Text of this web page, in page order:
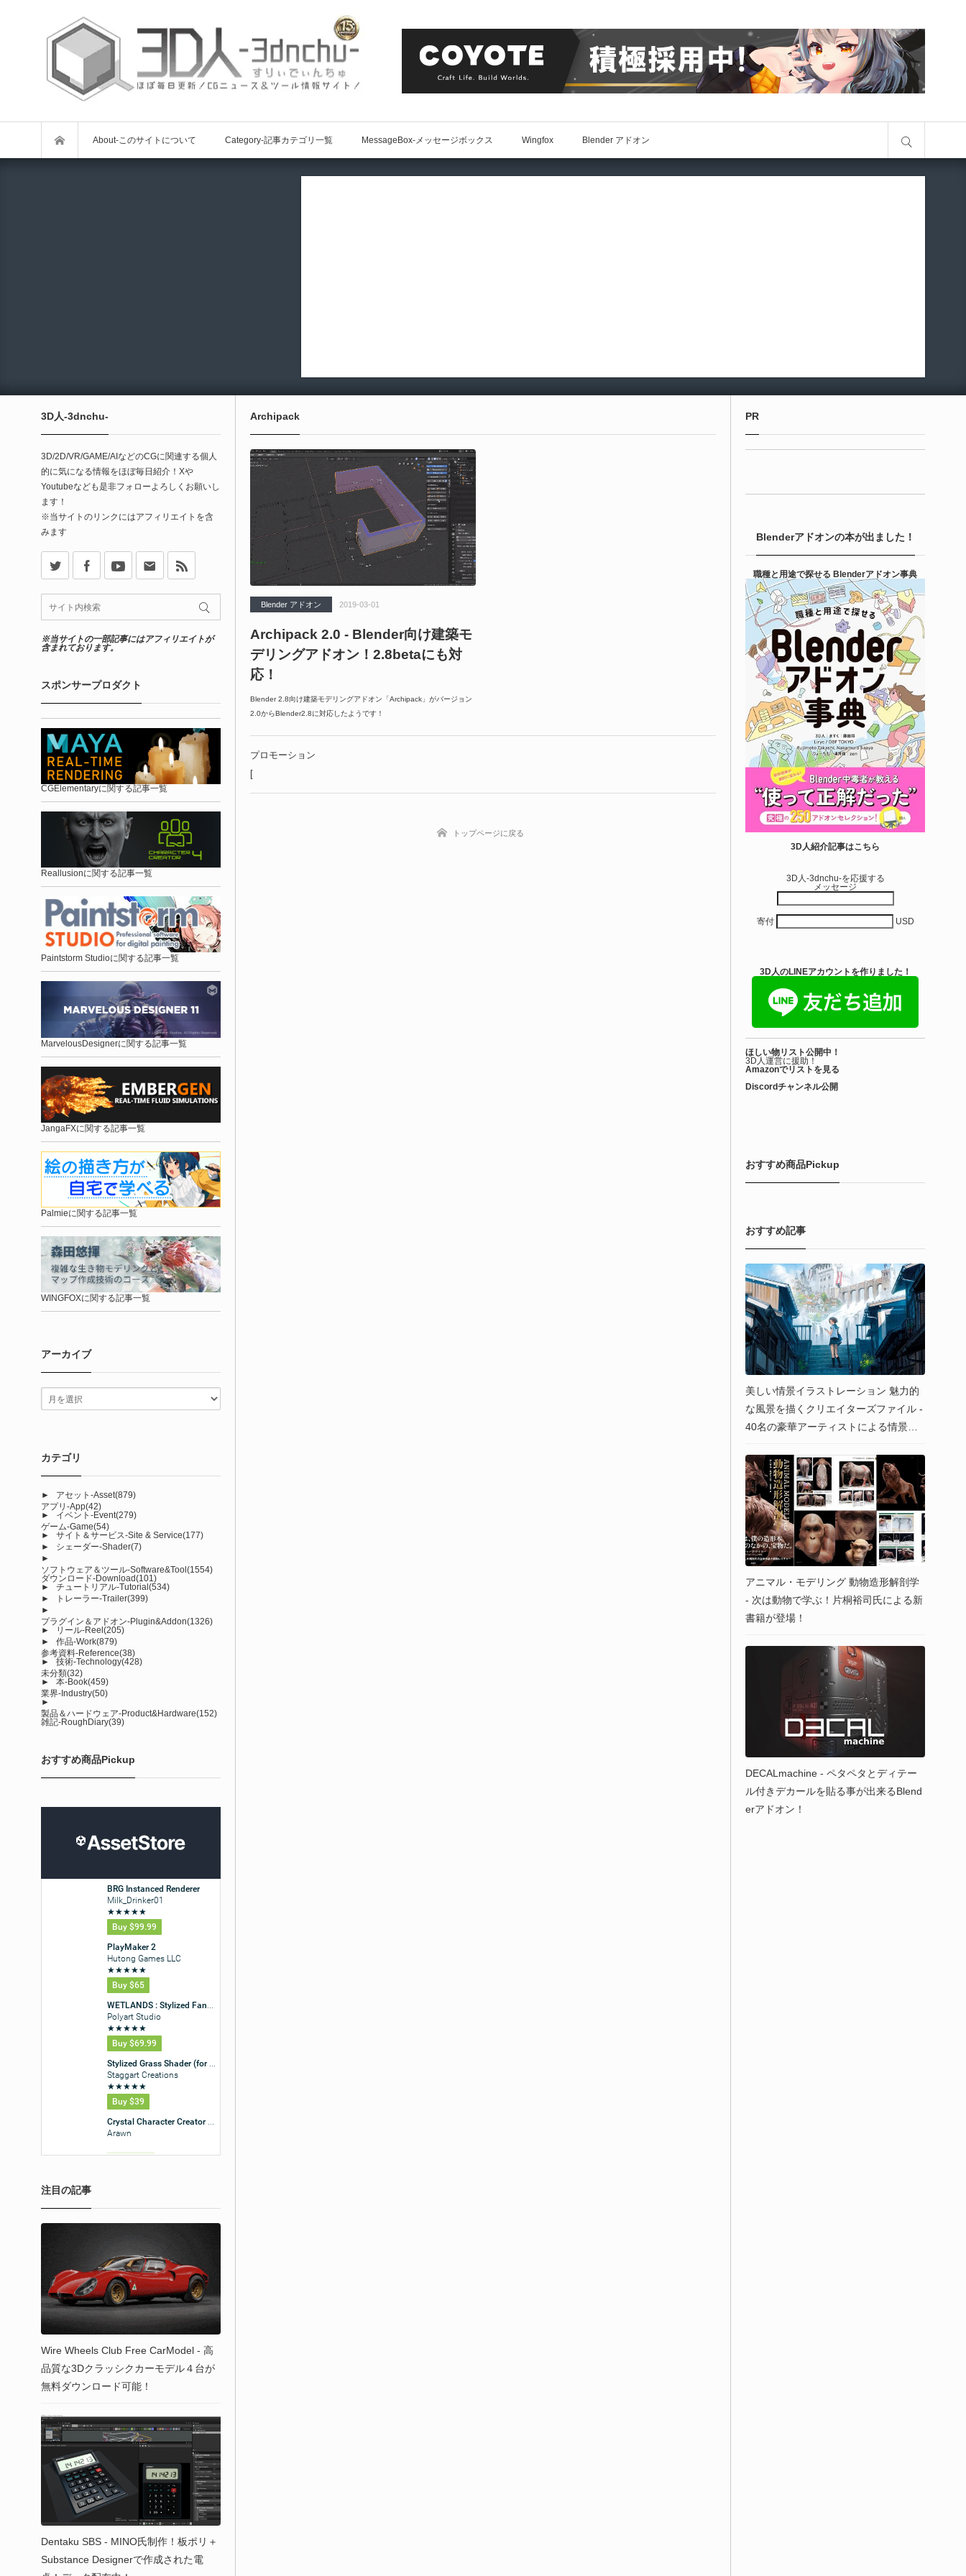
About-このサイトについて Category-記事カテゴリ一覧 MessageBox-メッセージボックス Wingfox Blender アドオン
Archipack
Blender アドオン 2019-03-01
Archipack 2.0 - Blender向け建築モ
デリングアドオン！2.8betaにも対
応！
Blender 2.8向け建築モデリングアドオン「Archipack」がバージョン
2.0からBlender2.8に対応したようです！
プロモーション
[
トップページに戻る
3D人-3dnchu-
3D/2D/VR/GAME/AIなどのCGに関連する個人
的に気になる情報をほぼ毎日紹介！Xや
Youtubeなども是非フォローよろしくお願いし
ます！
※当サイトのリンクにはアフィリエイトを含
みます
※当サイトの一部記事にはアフィリエイトが
含まれております。
スポンサープロダクト
CGElementaryに関する記事一覧
Reallusionに関する記事一覧
Paintstorm Studioに関する記事一覧
MarvelousDesignerに関する記事一覧
JangaFXに関する記事一覧
Palmieに関する記事一覧
WINGFOXに関する記事一覧
アーカイブ
カテゴリ
► アセット-Asset(879)
アプリ-App(42)
►
イベント-Event(279)
ゲーム-Game(54)
►
サイト＆サービス-Site & Service(177)
►
シェーダー-Shader(7)
►
ソフトウェア＆ツール-Software&Tool(1554)
ダウンロード-Download(101)
►
チュートリアル-Tutorial(534)
►
トレーラー-Trailer(399)
►
プラグイン＆アドオン-Plugin&Addon(1326)
►
リール-Reel(205)
►
作品-Work(879)
参考資料-Reference(38)
►
技術-Technology(428)
未分類(32)
►
本-Book(459)
業界-Industry(50)
►
製品＆ハードウェア-Product&Hardware(152)
雑記-RoughDiary(39)
おすすめ商品Pickup
注目の記事
Wire Wheels Club Free CarModel - 高
品質な3Dクラッシクカーモデル４台が
無料ダウンロード可能！
Dentaku SBS - MINO氏制作！板ポリ＋
Substance Designerで作成された電
PR
Blenderアドオンの本が出ました！
職種と用途で探せる Blenderアドオン事典
3D人紹介記事はこちら
3D人-3dnchu-を応援する
メッセージ
寄付 USD
3D人のLINEアカウントを作りました！
ほしい物リスト公開中！
3D人運営に援助！
Amazonでリストを見る
Discordチャンネル公開
おすすめ商品Pickup
おすすめ記事
美しい情景イラストレーション 魅力的
な風景を描くクリエイターズファイル -
40名の豪華アーティストによる情景画
アニマル・モデリング 動物造形解剖学
- 次は動物で学ぶ！片桐裕司氏による新
書籍が登場！
DECALmachine - ペタペタとディテー
ル付きデカールを貼る事が出来るBlend
erアドオン！